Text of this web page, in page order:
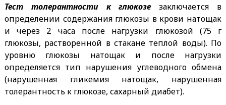
Тест толерантности к глюкозезаключается в
определении содержания глюкозы в крови натощак
и через 2 часа после нагрузки глюкозой (75 г
глюкозы, растворенной в стакане теплой воды). По
уровню глюкозы натощак и после нагрузки
определяется тип нарушения углеводного обмена
(нарушенная гликемия натощак, нарушенная
толерантность к глюкозе, сахарный диабет).